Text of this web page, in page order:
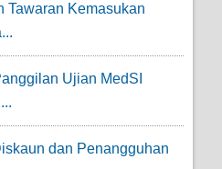
Tawaran Kemasukan
Ujian MedSI
dan Penangguhan